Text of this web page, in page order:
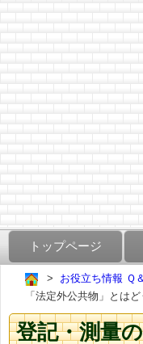
トップページ
お役立ち情報 Ｑ
「法定外公共物」とは
登記・測量